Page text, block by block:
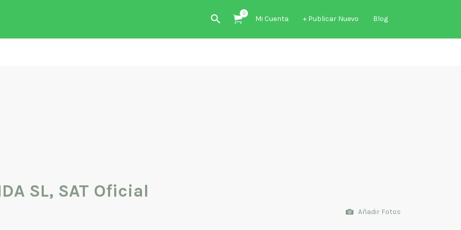
con
0
Mi Cuenta + Publicar Nuevo Blog
SL, SAT Oficial
Añadir Fotos